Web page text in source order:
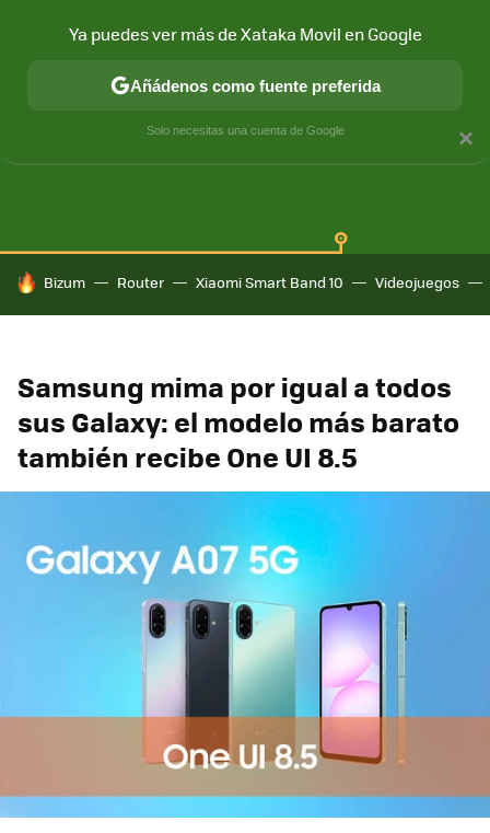
HOY SE HABLA DE
Bizum Router Xiaomi Smart Band 10 Videojuegos
Samsung mima por igual a todos
sus Galaxy: el modelo más barato
también recibe One UI 8.5
×
Ya puedes ver más de Xataka Movil en Google
Añádenos como fuente preferida
Solo necesitas una cuenta de Google